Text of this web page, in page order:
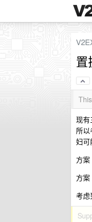
置
现有
所
妇可
方
方
考虑